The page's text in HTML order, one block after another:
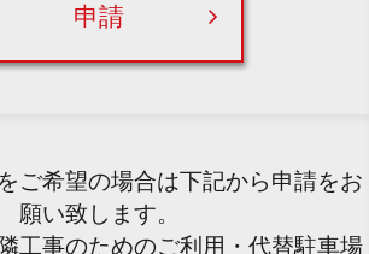
申請
ご希望の場合は下記から申請をお
願い致します。
工事のためのご利用・代替駐車場